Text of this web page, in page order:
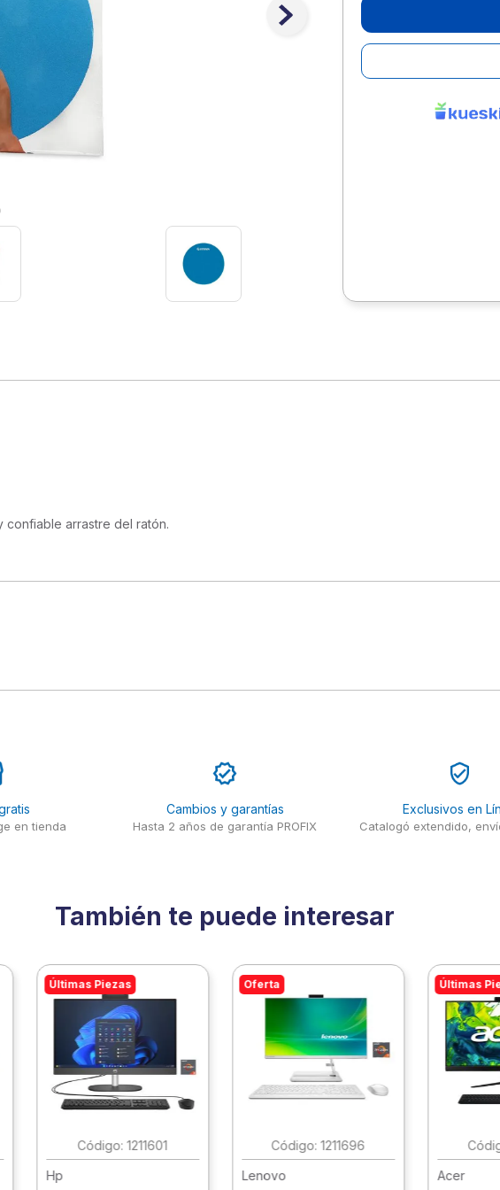
arrastre del ratón.
en tienda
Cambios y garantías
Hasta 2 años de garantía PROFIX
Exclusivos en
Catalogó extendido,
También te puede interesar
Últimas Piezas
:1211601
Hp
Oferta
:1211696
Lenovo
Últimas
Acer
escolar